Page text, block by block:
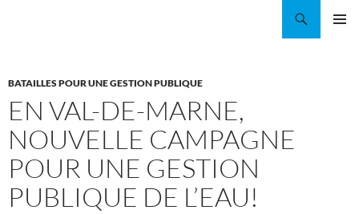
BATAILLES POUR UNE GESTION PUBLIQUE
EN VAL-DE-MARNE,
NOUVELLE CAMPAGNE
POUR UNE GESTION
PUBLIQUE DE L’EAU!